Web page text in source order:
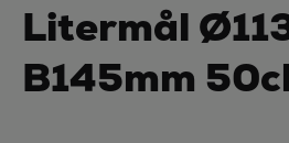
Litermål
B145mm